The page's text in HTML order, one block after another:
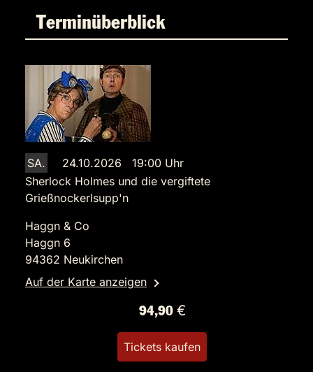
Terminüberblick
SA.
24.10.2026 19:00 Uhr
Sherlock Holmes und die vergiftete
Grießnockerlsupp'n
Haggn & Co
Haggn 6
94362 Neukirchen
Auf der Karte anzeigen
94,90 €
Tickets kaufen